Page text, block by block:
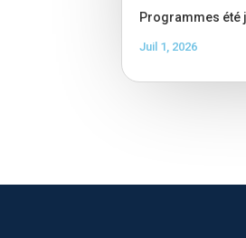
Programmes été
Juil 1, 2026